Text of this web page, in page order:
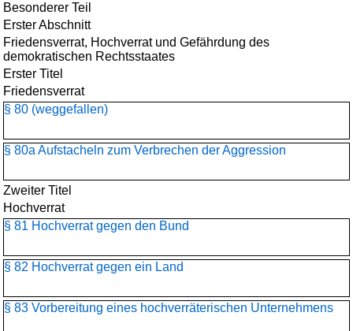
Besonderer Teil
Erster Abschnitt
Friedensverrat, Hochverrat und Gefährdung des
demokratischen Rechtsstaates
Erster Titel
Friedensverrat
§ 80 (weggefallen)
§ 80a Aufstacheln zum Verbrechen der Aggression
Zweiter Titel
Hochverrat
§ 81 Hochverrat gegen den Bund
§ 82 Hochverrat gegen ein Land
§ 83 Vorbereitung eines hochverräterischen Unternehmens